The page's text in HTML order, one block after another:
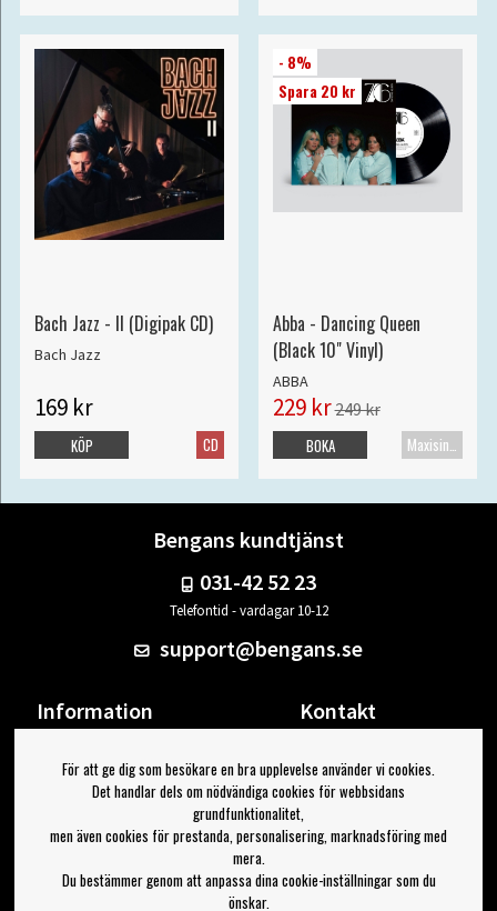
Bach Jazz - II (Digipak CD)
Bach Jazz
169 kr
CD
KÖP
- 8%
Spara 20 kr
Abba - Dancing Queen
(Black 10" Vinyl)
ABBA
229 kr249 kr
Maxisingel
BOKA
Bengans kundtjänst
031-42 52 23
Telefontid - vardagar 10-12
support@bengans.se
Information
Om Bengans
FAQ / Köp- & Leveransvillkor
Kontakt
Din sida
Logga ut
Jag vill ha tips från Bengans
För att ge dig som besökare en bra upplevelse använder vi cookies.
Det handlar dels om nödvändiga cookies för webbsidans
grundfunktionalitet,
men även cookies för prestanda, personalisering, marknadsföring med
mera.
Du bestämmer genom att anpassa dina cookie-inställningar som du
önskar.